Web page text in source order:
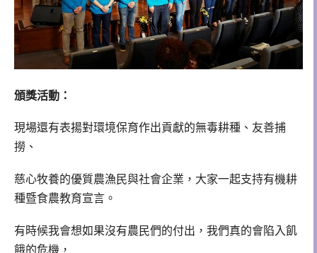
頒獎活動：
現場還有表揚對環境保育作出貢獻的無毒耕種、友善捕
撈、
慈心牧養的優質農漁民與社會企業，大家一起支持有機耕
種暨食農教育宣言。
有時候我會想如果沒有農民們的付出，我們真的會陷入飢
餓的危機，